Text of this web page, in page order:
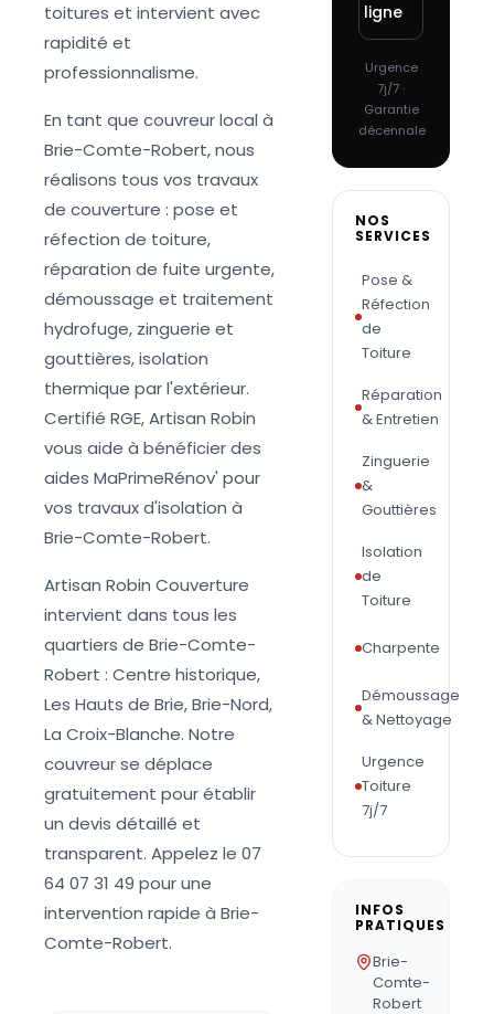
toitures et intervient avec
rapidité et
professionnalisme.
En tant que couvreur local à
Brie-Comte-Robert, nous
réalisons tous vos travaux
de couverture : pose et
réfection de toiture,
réparation de fuite urgente,
démoussage et traitement
hydrofuge, zinguerie et
gouttières, isolation
thermique par l'extérieur.
Certifié RGE, Artisan Robin
vous aide à bénéficier des
aides MaPrimeRénov' pour
vos travaux d'isolation à
Brie-Comte-Robert.
Artisan Robin Couverture
intervient dans tous les
quartiers de Brie-Comte-
Robert : Centre historique,
Les Hauts de Brie, Brie-Nord,
La Croix-Blanche. Notre
couvreur se déplace
gratuitement pour établir
un devis détaillé et
transparent. Appelez le 07
64 07 31 49 pour une
intervention rapide à Brie-
Comte-Robert.
ligne
Urgence
7j/7 ·
Garantie
décennale
NOS
SERVICES
Pose &
Réfection
de
Toiture
Réparation
& Entretien
Zinguerie
&
Gouttières
Isolation
de
Toiture
Charpente
Démoussage
& Nettoyage
Urgence
Toiture
7j/7
INFOS
PRATIQUES
Brie-
Comte-
Robert